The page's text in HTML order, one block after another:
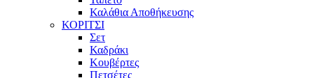
Καλάθια Αποθήκευσης
ΚΟΡΙΤΣΙ
Σετ
Καδράκι
Κουβέρτες
Πετσέτες